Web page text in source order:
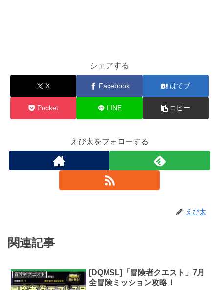
シェアする
X Facebook はてブ
Pocket LINE コピー
えび太をフォローする
えび太
関連記事
冒険者クエスト
[DQMSL]「冒険者クエスト」7月
全冒険ミッション攻略！